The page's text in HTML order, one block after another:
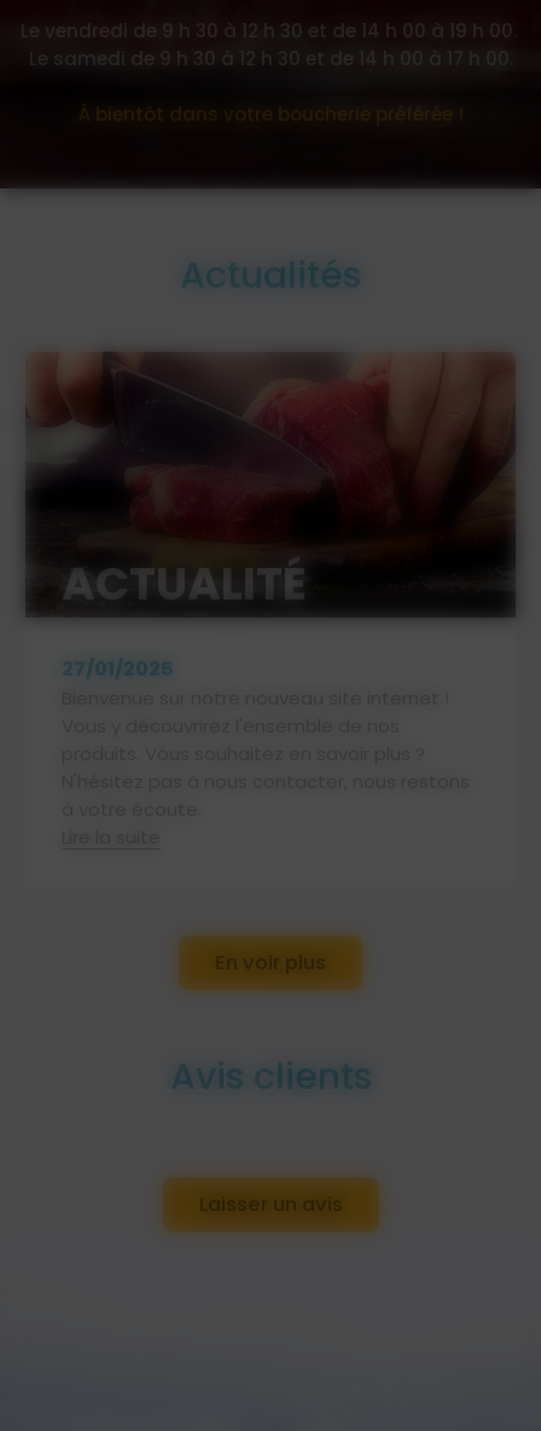
Le vendredi de 9 h 30 à 12 h 30 et de 14 h 00 à 19 h 00.
Le samedi de 9 h 30 à 12 h 30 et de 14 h 00 à 17 h 00.
À bientôt dans votre boucherie préférée !
Actualités
ACTUALITÉ
27/01/2025
En voir plus
Avis clients
Laisser un avis